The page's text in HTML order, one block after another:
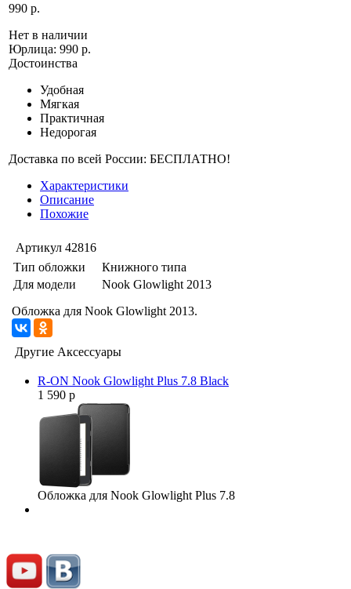
990 р.
Нет в наличии
Юрлица: 990 р.
Достоинства
Удобная
Мягкая
Практичная
Недорогая
Доставка по всей России: БЕСПЛАТНО!
Характеристики
Описание
Похожие
Артикул 42816
Тип обложки
Книжного типа
Для модели
Nook Glowlight 2013
Обложка для Nook Glowlight 2013.
Другие Аксессуары
R-ON Nook Glowlight Plus 7.8 Black
1 590 р
Обложка для Nook Glowlight Plus 7.8